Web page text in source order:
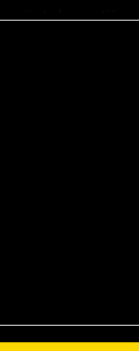
deras
på vårt